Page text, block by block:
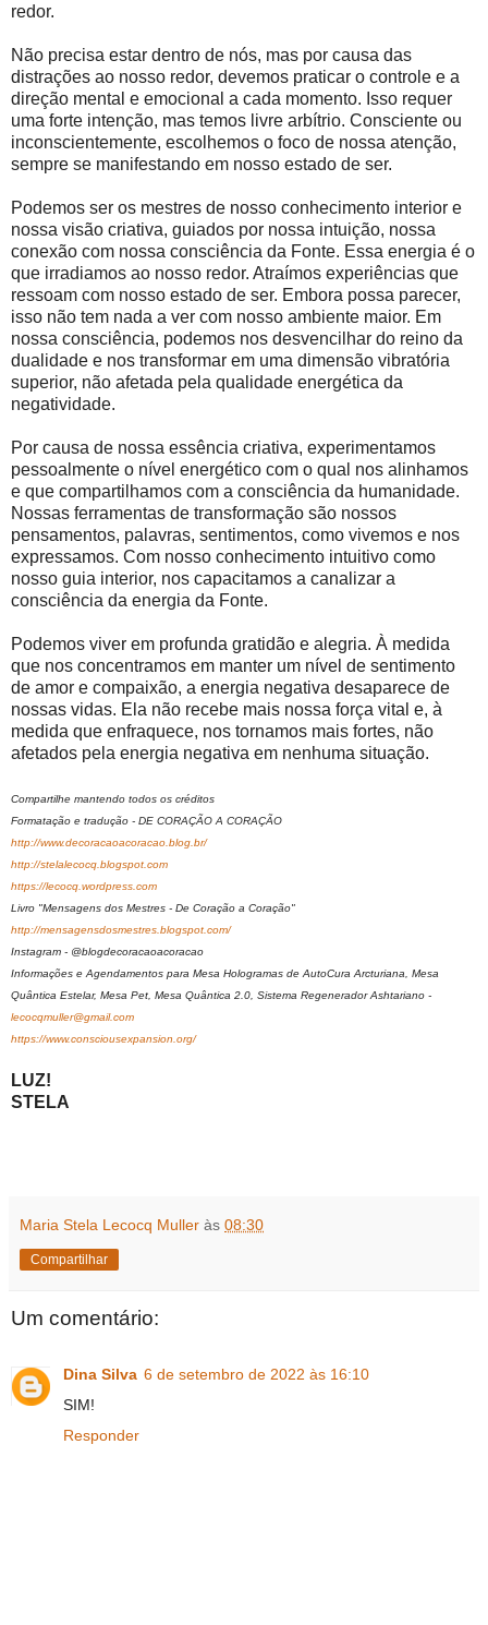
redor.
Não precisa estar dentro de nós, mas por causa das
distrações ao nosso redor, devemos praticar o controle e a
direção mental e emocional a cada momento. Isso requer
uma forte intenção, mas temos livre arbítrio. Consciente ou
inconscientemente, escolhemos o foco de nossa atenção,
sempre se manifestando em nosso estado de ser.
Podemos ser os mestres de nosso conhecimento interior e
nossa visão criativa, guiados por nossa intuição, nossa
conexão com nossa consciência da Fonte. Essa energia é o
que irradiamos ao nosso redor. Atraímos experiências que
ressoam com nosso estado de ser. Embora possa parecer,
isso não tem nada a ver com nosso ambiente maior. Em
nossa consciência, podemos nos desvencilhar do reino da
dualidade e nos transformar em uma dimensão vibratória
superior, não afetada pela qualidade energética da
negatividade.
Por causa de nossa essência criativa, experimentamos
pessoalmente o nível energético com o qual nos alinhamos
e que compartilhamos com a consciência da humanidade.
Nossas ferramentas de transformação são nossos
pensamentos, palavras, sentimentos, como vivemos e nos
expressamos. Com nosso conhecimento intuitivo como
nosso guia interior, nos capacitamos a canalizar a
consciência da energia da Fonte.
Podemos viver em profunda gratidão e alegria. À medida
que nos concentramos em manter um nível de sentimento
de amor e compaixão, a energia negativa desaparece de
nossas vidas. Ela não recebe mais nossa força vital e, à
medida que enfraquece, nos tornamos mais fortes, não
afetados pela energia negativa em nenhuma situação.
Compartilhe mantendo todos os créditos
Formatação e tradução - DE CORAÇÃO A CORAÇÃO
http://www.decoracaoacoracao.blog.br/
http://stelalecocq.blogspot.com
https://lecocq.wordpress.com
Livro "Mensagens dos Mestres - De Coração a Coração"
http://mensagensdosmestres.blogspot.com/
Instagram - @blogdecoracaoacoracao
Informações e Agendamentos para Mesa Hologramas de AutoCura Arcturiana, Mesa
Quântica Estelar, Mesa Pet, Mesa Quântica 2.0, Sistema Regenerador Ashtariano -
lecocqmuller@gmail.com
https://www.consciousexpansion.org/
LUZ!
STELA
Maria Stela Lecocq Muller às 08:30
Compartilhar
Um comentário:
Dina Silva 6 de setembro de 2022 às 16:10
SIM!
Responder